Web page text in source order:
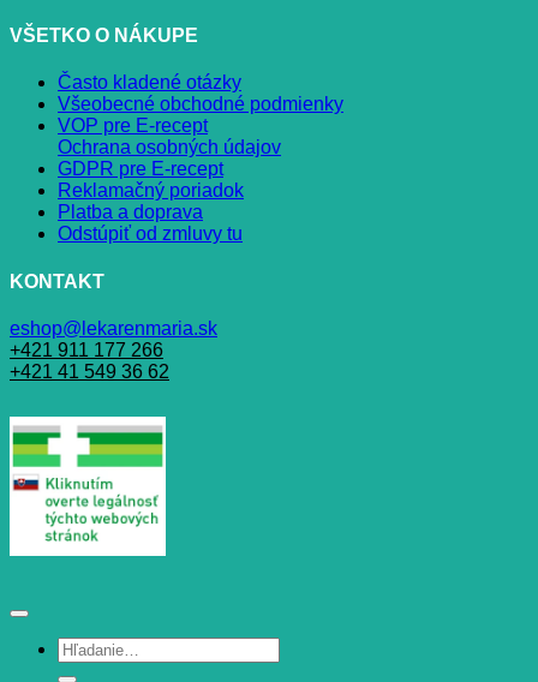
VŠETKO O NÁKUPE
Často kladené otázky
Všeobecné obchodné podmienky
VOP pre E-recept
Ochrana osobných údajov
GDPR pre E-recept
Reklamačný poriadok
Platba a doprava
Odstúpiť od zmluvy tu
KONTAKT
eshop@lekarenmaria.sk
+421 911 177 266
+421 41 549 36 62
Hľadať: